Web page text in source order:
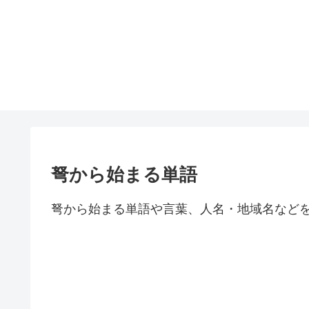
弩から始まる単語
弩から始まる単語や言葉、人名・地域名など